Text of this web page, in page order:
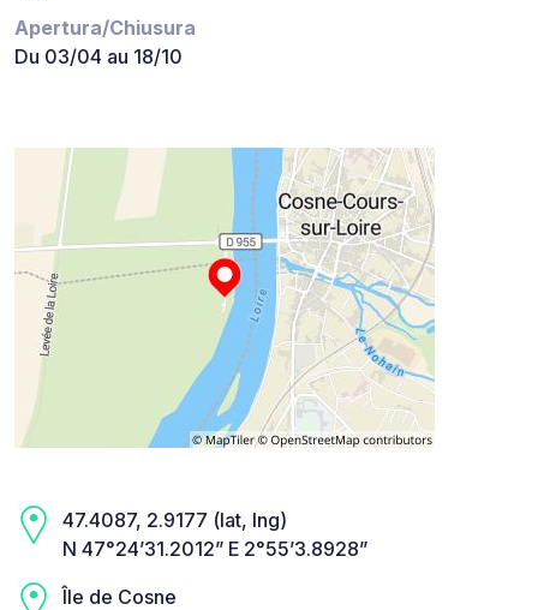
Apertura/Chiusura
Du 03/04 au 18/10
47.4087, 2.9177 (lat, lng)
N 47°24’31.2012” E 2°55’3.8928”
Île de Cosne